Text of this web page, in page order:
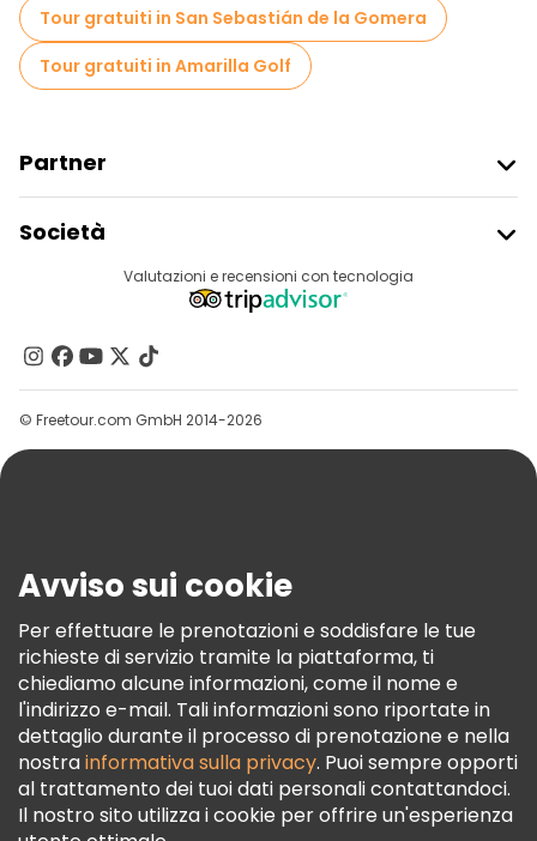
Tour gratuiti in San Sebastián de la Gomera
Tour gratuiti in Amarilla Golf
Partner
Accesso Del Fornitore
Programma Di Affiliazione
Società
Destinazioni
Contattaci
Gruppi
Aiuto
Termini E Condizioni
Informativa Sui Cookie
Freetour Premi
Programma Di Fidelizzazione
Valutazioni e recensioni con tecnologia
© Freetour.com GmbH 2014-2026
Avviso sui cookie
Per effettuare le prenotazioni e soddisfare le tue
richieste di servizio tramite la piattaforma, ti
chiediamo alcune informazioni, come il nome e
l'indirizzo e-mail. Tali informazioni sono riportate in
dettaglio durante il processo di prenotazione e nella
nostrainformativa sulla privacy. Puoi sempre opporti
al trattamento dei tuoi dati personali contattandoci.
Il nostro sito utilizza i cookie per offrire un'esperienza